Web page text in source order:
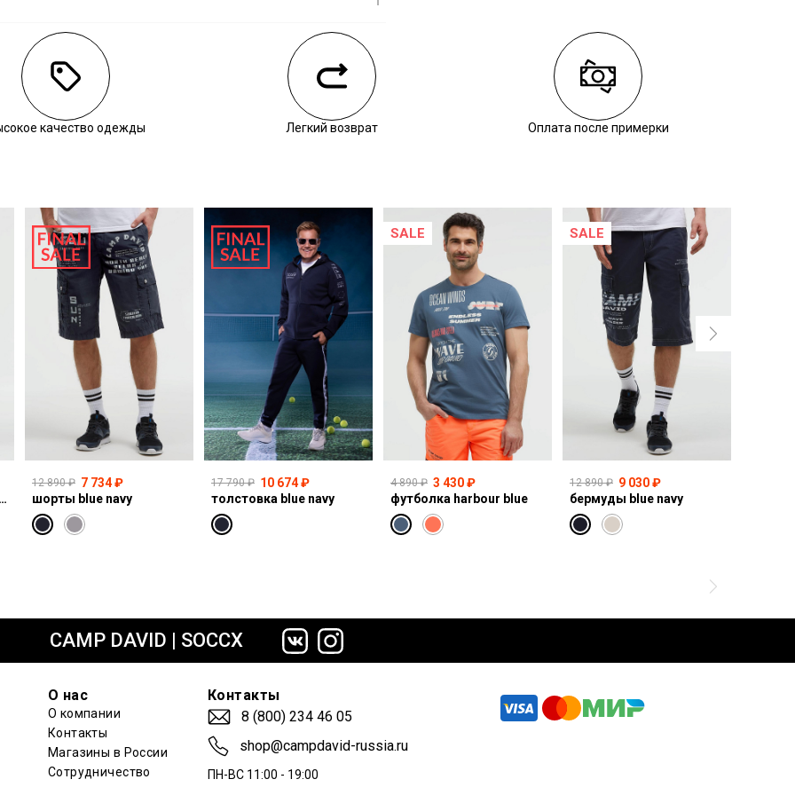
качество одежды Легкий возврат Оплата после примерки
джинсы NI:CO:R611 light vintage print jogg
12 890 ₽ 7 734 ₽
шорты blue navy
17 790 ₽ 10 674 ₽
толстовка blue navy
SALE
4 890 ₽ 3 430 ₽
футболка harbour blue
SALE
12 890 ₽ 9 030 ₽
бермуды blue navy
CAMP DAVID | SOCCX
О нас
О компании
Контакты
Магазины в России
Сотрудничество
Контакты
8 (800) 234 46 05
shop@campdavid-russia.ru
ПН-ВС 11:00 - 19:00